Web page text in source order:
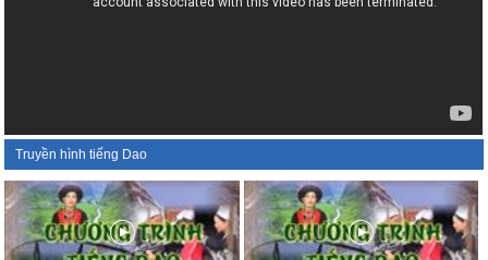
Truyền hình tiếng Dao